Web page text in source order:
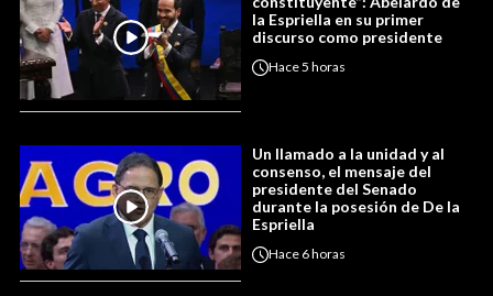
la Espriella en su primer
discurso como presidente
Hace5 horas
Un llamado a la unidad y al
consenso, el mensaje del
presidente del Senado
durante la posesión de De la
Espriella
Hace 6 horas